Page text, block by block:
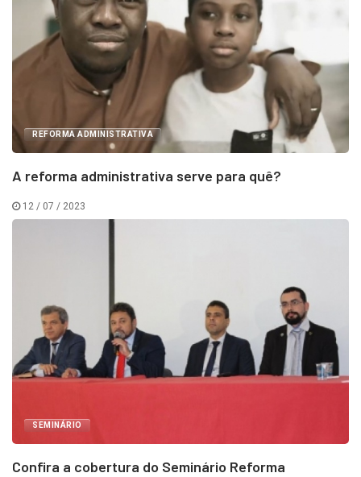
REFORMA ADMINISTRATIVA
A reforma administrativa serve para quê?
12 / 07 / 2023
SEMINÁRIO
Confira a cobertura do Seminário Reforma